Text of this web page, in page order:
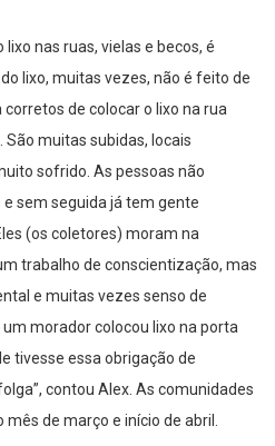
nas ruas, vielas e becos, é
lixo, muitas vezes, não é feito de
de colocar o lixo na rua
muitas subidas, locais
sofrido. As pessoas não
sem seguida já tem gente
(os coletores) moram na
trabalho de conscientização, mas
e muitas vezes senso de
morador colocou lixo na porta
tivesse essa obrigação de
contou Alex. As comunidades
de março e início de abril.